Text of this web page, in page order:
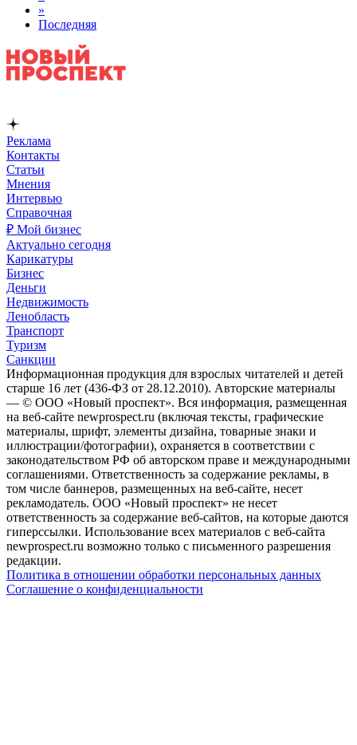
»
Последняя
Реклама
Контакты
Статьи
Мнения
Интервью
Справочная
₽ Мой бизнес
Актуально сегодня
Карикатуры
Бизнес
Деньги
Недвижимость
Ленобласть
Транспорт
Туризм
Санкции
Информационная продукция для взрослых читателей и детей
старше 16 лет (436-ФЗ от 28.12.2010). Авторские материалы
— © ООО «Новый проспект». Вся информация, размещенная
на веб-сайте newprospect.ru (включая тексты, графические
материалы, шрифт, элементы дизайна, товарные знаки и
иллюстрации/фотографии), охраняется в соответствии с
законодательством РФ об авторском праве и международными
соглашениями. Ответственность за содержание рекламы, в
том числе баннеров, размещенных на веб-сайте, несет
рекламодатель. ООО «Новый проспект» не несет
ответственность за содержание веб-сайтов, на которые даются
гиперссылки. Использование всех материалов с веб-сайта
newprospect.ru возможно только с письменного разрешения
редакции.
Политика в отношении обработки персональных данных
Соглашение о конфиденциальности